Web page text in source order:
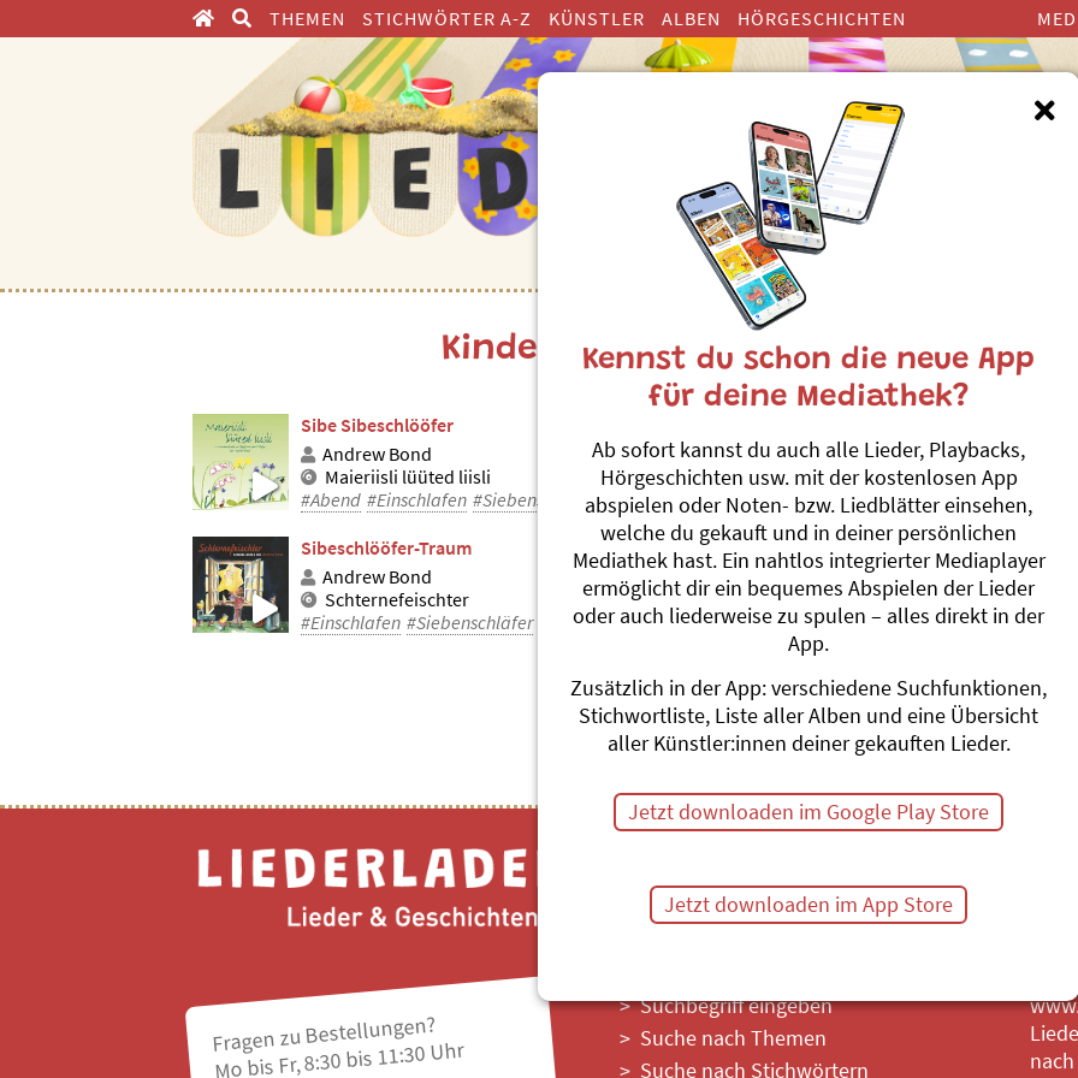
THEMEN STICHWÖRTER A-Z KÜNSTLER ALBEN
HÖRGESCHICHTEN
ENTDECKEN
Kinderlieder zum Thema
Sibe Sibeschlööfer
Andrew Bond
Maieriisli lüüted liisli
#Abend #Einschlafen #Siebenschläfer
Andrew Bond
#Musik & Singen
Sibeschlööfer-Traum
Andrew Bond
Schternefeischter
#Einschlafen #Siebenschläfer #Träume
Themenübersicht Stichwörter A-Z
Fragen zu Bestellungen?
Mo bis Fr, 8:30 bis 11:30 Uhr
Suchbegriff eingeben
Suche nach Themen
Suche nach Stichwörtern
Kennst du schon die neue App
für deine Mediathek?
Ab sofort kannst du auch alle Lieder, Playbacks,
Hörgeschichten usw. mit der kostenlosen App
abspielen oder Noten- bzw. Liedblätter einsehen,
welche du gekauft und in deiner persönlichen
Mediathek hast. Ein nahtlos integrierter Mediaplayer
ermöglicht dir ein bequemes Abspielen der Lieder
oder auch liederweise zu spulen – alles direkt in der
App.
Zusätzlich in der App: verschiedene Suchfunktionen,
Stichwortliste, Liste aller Alben und eine Übersicht
aller Künstler:innen deiner gekauften Lieder.
Jetzt downloaden im Google Play Store
Jetzt downloaden im App Store